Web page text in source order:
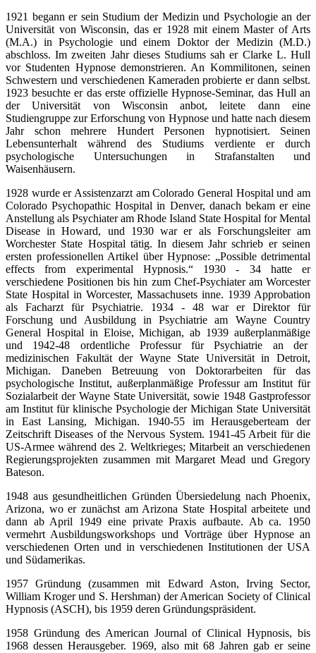
1921 begann er sein Studium der Medizin und Psychologie an der
Universität von Wisconsin, das er 1928 mit einem Master of Arts
(M.A.) in Psychologie und einem Doktor der Medizin (M.D.)
abschloss. Im zweiten Jahr dieses Studiums sah er Clarke L. Hull
vor Studenten Hypnose demonstrieren. An Kommilitonen, seinen
Schwestern und verschiedenen Kameraden probierte er dann selbst.
1923 besuchte er das erste offizielle Hypnose-Seminar, das Hull an
der Universität von Wisconsin anbot, leitete dann eine
Studiengruppe zur Erforschung von Hypnose und hatte nach diesem
Jahr schon mehrere Hundert Personen hypnotisiert. Seinen
Lebensunterhalt während des Studiums verdiente er durch
psychologische Untersuchungen in Strafanstalten und
Waisenhäusern.
1928 wurde er Assistenzarzt am Colorado General Hospital und am
Colorado Psychopathic Hospital in Denver, danach bekam er eine
Anstellung als Psychiater am Rhode Island State Hospital for Mental
Disease in Howard, und 1930 war er als Forschungsleiter am
Worchester State Hospital tätig. In diesem Jahr schrieb er seinen
ersten professionellen Artikel über Hypnose: „Possible detrimental
effects from experimental Hypnosis.“ 1930 - 34 hatte er
verschiedene Positionen bis hin zum Chef-Psychiater am Worcester
State Hospital in Worcester, Massachusets inne. 1939 Approbation
als Facharzt für Psychiatrie. 1934 - 48 war er Direktor für
Forschung und Ausbildung in Psychiatrie am Wayne Country
General Hospital in Eloise, Michigan, ab 1939 außerplanmäßige
und 1942-48 ordentliche Professur für Psychiatrie an der
medizinischen Fakultät der Wayne State Universität in Detroit,
Michigan. Daneben Betreuung von Doktorarbeiten für das
psychologische Institut, außerplanmäßige Professur am Institut für
Sozialarbeit der Wayne State Universität, sowie 1948 Gastprofessor
am Institut für klinische Psychologie der Michigan State Universität
in East Lansing, Michigan. 1940-55 im Herausgeberteam der
Zeitschrift Diseases of the Nervous System. 1941-45 Arbeit für die
US-Armee während des 2. Weltkrieges; Mitarbeit an verschiedenen
Regierungsprojekten zusammen mit Margaret Mead und Gregory
Bateson.
1948 aus gesundheitlichen Gründen Übersiedelung nach Phoenix,
Arizona, wo er zunächst am Arizona State Hospital arbeitete und
dann ab April 1949 eine private Praxis aufbaute. Ab ca. 1950
vermehrt Ausbildungsworkshops und Vorträge über Hypnose an
verschiedenen Orten und in verschiedenen Institutionen der USA
und Südamerikas.
1957 Gründung (zusammen mit Edward Aston, Irving Sector,
William Kroger und S. Hershman) der American Society of Clinical
Hypnosis (ASCH), bis 1959 deren Gründungspräsident.
1958 Gründung des American Journal of Clinical Hypnosis, bis
1968 dessen Herausgeber. 1969, also mit 68 Jahren gab er seine